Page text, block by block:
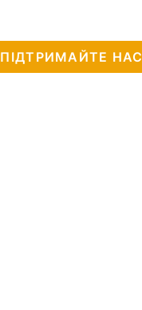
ПІДТРИМАЙТЕ НАС